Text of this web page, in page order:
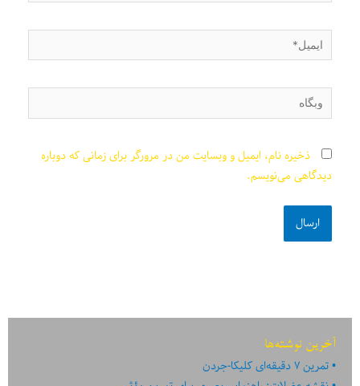
ایمیل*
وبگاه
ذخیره نام، ایمیل و وبسایت من در مرورگر برای زمانی که دوباره
دیدگاهی می‌نویسم.
آخرین نوشته‌ها
تمرین ۷ دقیقه‌ای کلیکا-جردن